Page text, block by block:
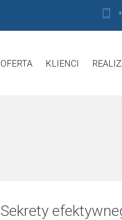
OFERTA KLIENCI
Sekrety